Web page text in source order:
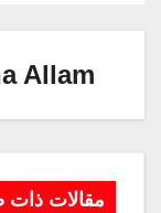
Allam
مقالات ذات